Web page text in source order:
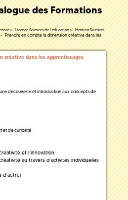
des Formations
Licence Sciences de l'éducation
Mention Sciences
Prendre en compte la dimension créative dans les
créative dans les apprentissages
découverte et introduction aux concepts de
et de curiosité
et l’innovation
au travers d’activités individuelles
d’autrui